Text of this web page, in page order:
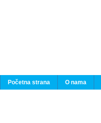
Početna strana O nama